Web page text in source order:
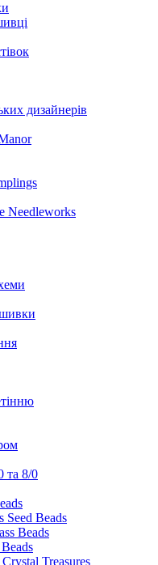
дизайнерів
Needleworks
та 8/0
Seed Beads
Beads
Treasures